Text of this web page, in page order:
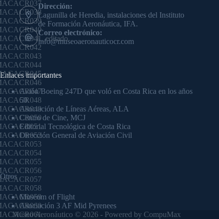
Dirección:
Lagunilla de Heredia, instalaciones del Instituto
de Formación Aeronáutica, IFA.
Correo electrónico:
info@museoaeronauticocr.com
Enlaces importantes
Avión Boeing 247D que voló en Costa Rica en los años
50.
Asociación de Líneas Aéreas, ALA
Centro de Cine, MCJ
Editorial Tecnológica de Costa Rica
Dirección General de Aviación Civil
Otros
Museum of Flight
Asociación 3 AF Mid Pyrenees
Museo Aeronáutico © 2026 - Powered by CompuMax